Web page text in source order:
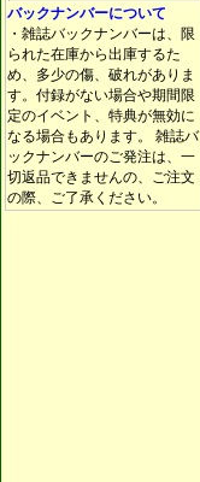
バックナンバーについて
・雑誌バックナンバーは、限
られた在庫から出庫するた
め、多少の傷、破れがありま
す。付録がない場合や期間限
定のイベント、特典が無効に
なる場合もあります。 雑誌バ
ックナンバーのご発注は、一
切返品できませんの、ご注文
の際、ご了承ください。